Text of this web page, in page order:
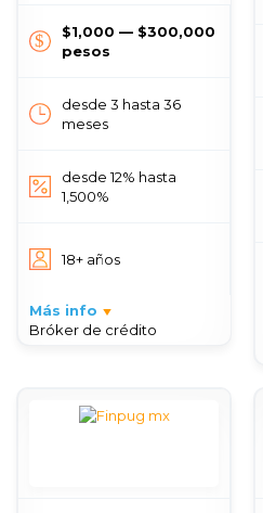
$1,000 — $300,000
pesos
desde 3 hasta 36
meses
desde 12% hasta
1,500%
18+ años
Más info
Bróker de crédito